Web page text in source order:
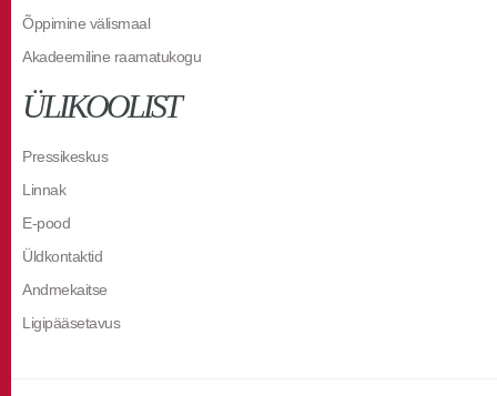
Õppimine välismaal
Akadeemiline raamatukogu
ÜLIKOOLIST
Pressikeskus
Linnak
E-pood
Üldkontaktid
Andmekaitse
Ligipääsetavus